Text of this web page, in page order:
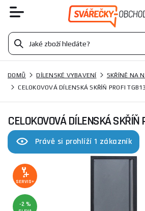
DOMŮ DÍLENSKÉ VYBAVENÍ SKŘÍNĚ NA
CELOKOVOVÁ DÍLENSKÁ SKŘÍŇ PROFI
CELOKOVOVÁ DÍLENSKÁ SKŘÍŇ
Právě si prohlíží 1 zákazník
SERVIS+
-2 %